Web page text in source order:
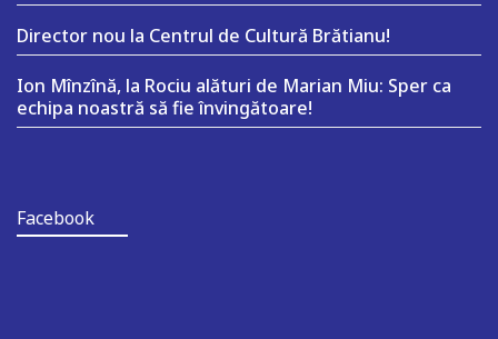
Director nou la Centrul de Cultură Brătianu!
Ion Mînzînă, la Rociu alături de Marian Miu: Sper ca
echipa noastră să fie învingătoare!
Facebook